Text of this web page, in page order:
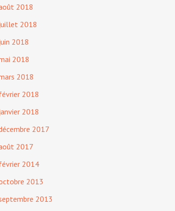
2018
2018
2018
2018
2018
2018
2018
2017
2017
2014
2013
2013